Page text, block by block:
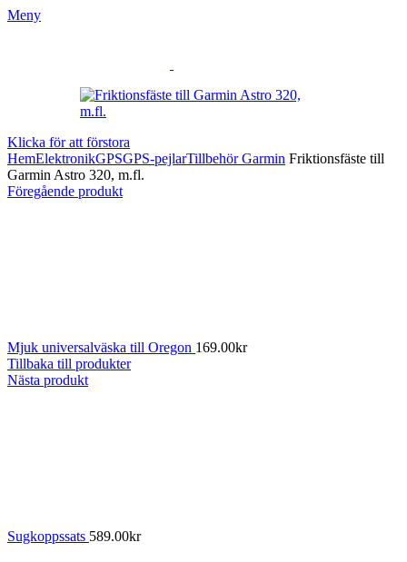
Meny
Klicka för att förstora
HemElektronikGPSGPS-pejlarTillbehör Garmin Friktionsfäste till
Garmin Astro 320, m.fl.
Föregående produkt
Mjuk universalväska till Oregon 169.00kr
Tillbaka till produkter
Nästa produkt
Sugkoppssats 589.00kr